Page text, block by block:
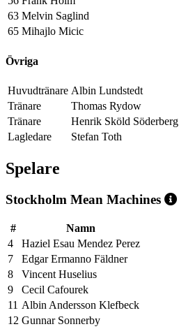
63 Melvin Saglind
65 Mihajlo Micic
Övriga
Huvudtränare Albin Lundstedt
Tränare
Thomas Rydow
Tränare
Henrik Sköld Söderberg
Lagledare
Stefan Toth
Spelare
Stockholm Mean Machines
#
Namn
4
Haziel Esau Mendez Perez
7
Edgar Ermanno Fäldner
8
Vincent Huselius
9
Cecil Cafourek
11 Albin Andersson Klefbeck
12 Gunnar Sonnerby